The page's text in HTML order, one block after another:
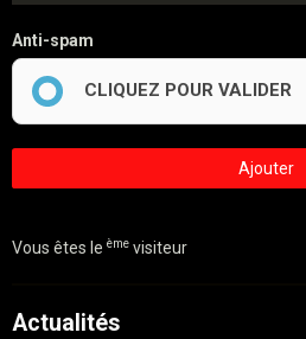
Anti-spam
CLIQUEZ POUR VALIDER
Ajouter
Vous êtes le ème visiteur
Actualités